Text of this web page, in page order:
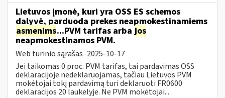
Lietuvos įmonė, kuri yra OSS ES schemos
dalyvė, parduoda prekes neapmokestinamiems
asmenims...PVM tarifas arba jos
neapmokestinamos PVM.
Web turinio sąrašas 2025-10-17
Jei taikomas 0 proc. PVM tarifas, tai pardavimas OSS
deklaracijoje nedeklaruojamas, tačiau Lietuvos PVM
mokėtojai tokį pardavimą turi deklaruoti FR0600
deklaracijos 20 laukelyje. Ne PVM mokėtojai...